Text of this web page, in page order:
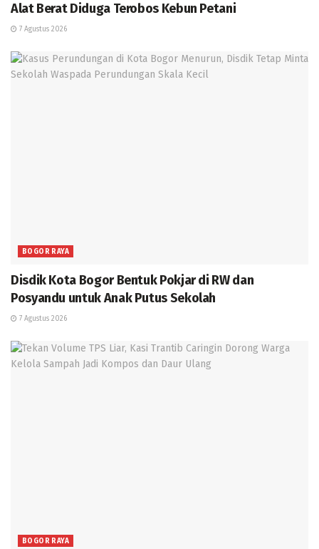
Alat Berat Diduga Terobos Kebun Petani
7 Agustus 2026
BOGOR RAYA
Disdik Kota Bogor Bentuk Pokjar di RW dan
Posyandu untuk Anak Putus Sekolah
7 Agustus 2026
BOGOR RAYA